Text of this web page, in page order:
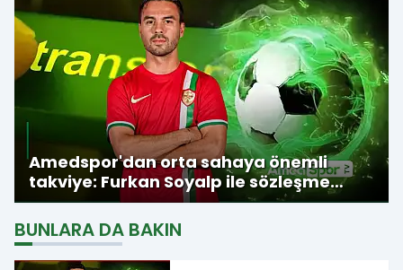
Amedspor'dan orta sahaya önemli
takviye: Furkan Soyalp ile sözleşme
imzalandı
BUNLARA DA BAKIN